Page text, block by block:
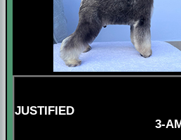
JUSTIFIED
3-